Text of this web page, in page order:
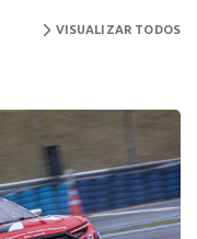
VISUALIZAR TODOS